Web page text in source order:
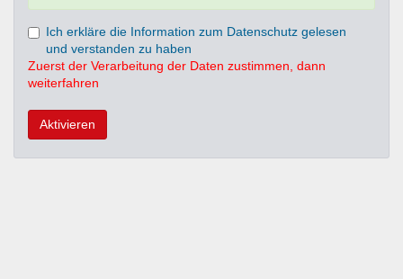
Ich erkläre die Information zum Datenschutz gelesen
und verstanden zu haben
Zuerst der Verarbeitung der Daten zustimmen, dann
weiterfahren
Aktivieren